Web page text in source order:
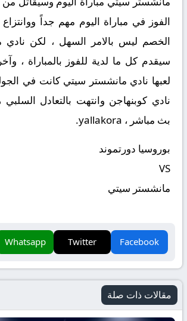
الفوز في مباراة اليوم مهم جداً
الخصم ليس بالامر السهل ، لكن نادي
سيقدم كل ما لدية للفوز بالمباراة ،
لعبها نادي مانشستر سيتي كانت في
نادي كوبنهاجن وانتهت بالتعادل السلبي
بث مباشر ، yallakora.
بوروسيا دورتموند
VS
مانشستر سيتي
Facebook
Twitter
Whatsapp
مقالات ذات صلة